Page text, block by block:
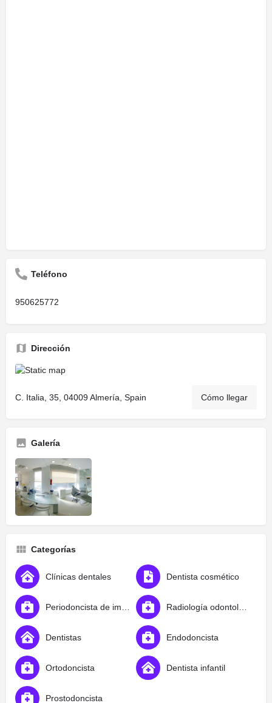
Teléfono
950625772
Dirección
C. Italia, 35, 04009 Almería, Spain Cómo llegar
Galería
Categorías
Clínicas dentales Dentista cosmético
Dentistas Endodoncista
Ortodoncista Dentista infantil
Prostodoncista